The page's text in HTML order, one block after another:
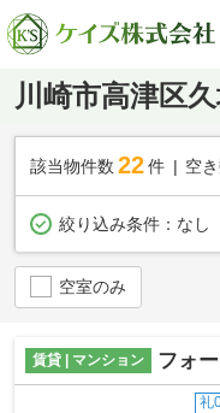
川崎市高津区
該当物件数 22件 空
絞り込み条件： なし
空室のみ
賃貸 | マンション フォ
礼